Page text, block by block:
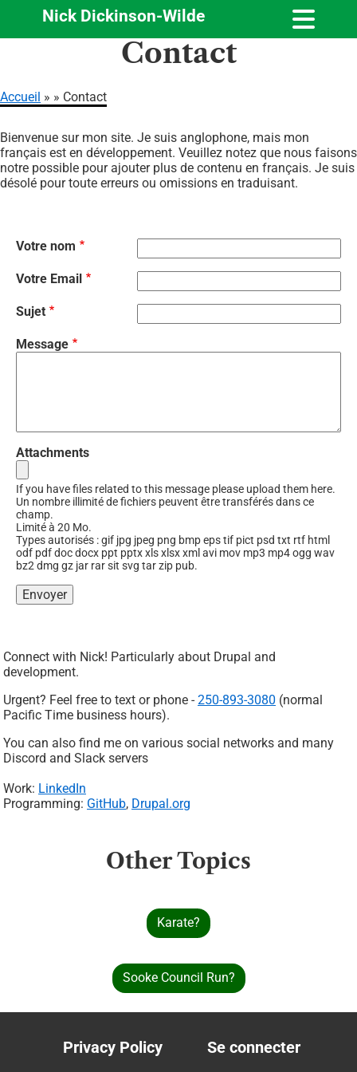
Aller
principal
Nick Dickinson-Wilde
Contact
d'Ariane
Accueil Contact
Bienvenue sur mon site. Je suis anglophone, mais mon
français est en développement. Veuillez notez que nous faisons
notre possible pour ajouter plus de contenu en français. Je suis
désolé pour toute erreurs ou omissions en traduisant.
Votre nom
Votre Email
Sujet
Message
Attachments
If you have files related to this message please upload them here.
Un nombre illimité de fichiers peuvent être transférés dans ce
champ.
Limité à 20 Mo.
Types autorisés : gif jpg jpeg png bmp eps tif pict psd txt rtf html
odf pdf doc docx ppt pptx xls xlsx xml avi mov mp3 mp4 ogg wav
bz2 dmg gz jar rar sit svg tar zip pub.
Connect with Nick! Particularly about Drupal and
development.
Urgent? Feel free to text or phone - 250-893-3080 (normal
Pacific Time business hours).
You can also find me on various social networks and many
Discord and Slack servers
Work: LinkedIn
Programming: GitHub, Drupal.org
Other Topics
Karate?
Sooke Council Run?
Footer
Privacy Policy Se connecter